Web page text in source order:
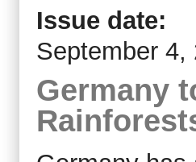
Issue date:
September 4,
Germany